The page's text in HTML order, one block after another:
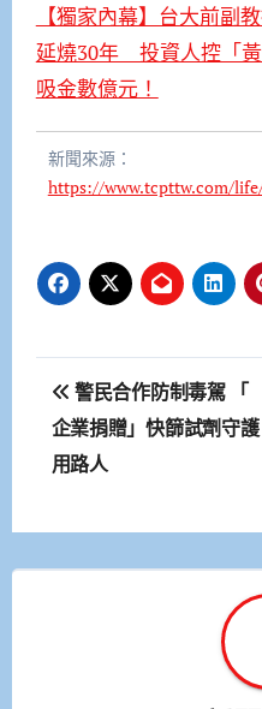
【獨家內幕】台大前副
延燒30年 投資人控「
吸金數億元！
新聞來源：
https://www.tcpttw.com/life/
文
章
導
覽
警民合作防制毒駕 「
企業捐贈」快篩試劑守護
用路人